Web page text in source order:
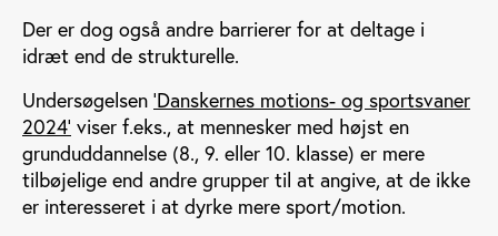
Der er dog også andre barrierer for at deltage i
idræt end de strukturelle.
Undersøgelsen 'Danskernes motions- og sportsvaner
2024' viser f.eks., at mennesker med højst en
grunduddannelse (8., 9. eller 10. klasse) er mere
tilbøjelige end andre grupper til at angive, at de ikke
er interesseret i at dyrke mere sport/motion.